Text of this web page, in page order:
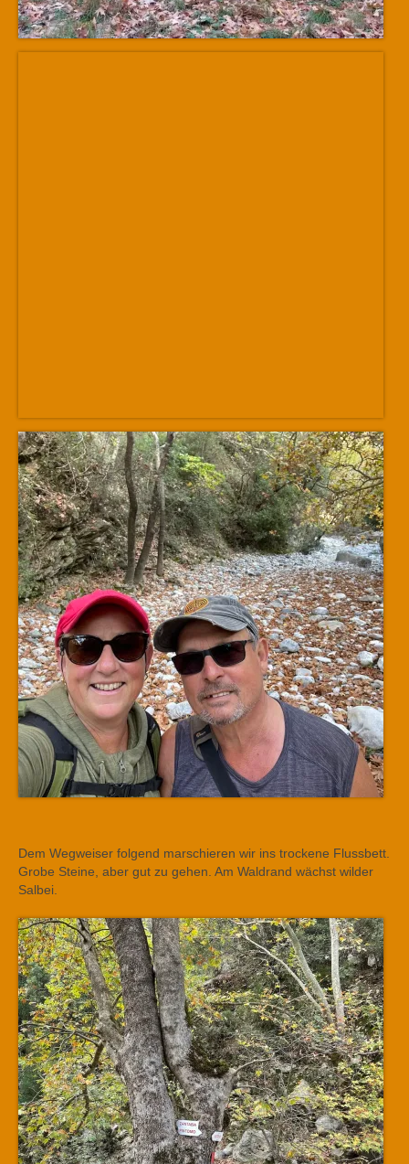
Dem Wegweiser folgend marschieren wir ins trockene Flussbett.
Grobe Steine, aber gut zu gehen. Am Waldrand wächst wilder
Salbei.